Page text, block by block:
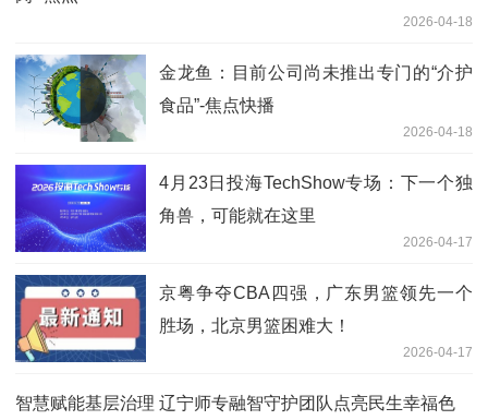
2026-04-18
金龙鱼：目前公司尚未推出专门的“介护
食品”-焦点快播
2026-04-18
4月23日投海TechShow专场：下一个独
角兽，可能就在这里
2026-04-17
京粤争夺CBA四强，广东男篮领先一个
胜场，北京男篮困难大！
2026-04-17
智慧赋能基层治理 辽宁师专融智守护团队点亮民生幸福色